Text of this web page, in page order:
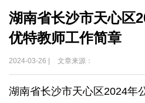
湖南省长沙市天心区
优特教师工作简章
2024-03-26 | 文章来源：
湖南省长沙市天心区2024年